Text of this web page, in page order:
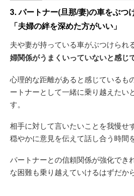
3. パートナー(旦那/妻)の車をぶつ
「夫婦の絆を深めた方がいい」
夫や妻が持っている車がぶつけられ
婦関係がうまくいっていないと感じ
心理的な距離があると感じているも
ートナーとして一緒に乗り越えたい
す。
相手に対して言いたいことを我慢せ
穏やかに意見を伝えて話し合う時間
パートナーとの信頼関係が強化でき
な困難も乗り越えていけるはずだから